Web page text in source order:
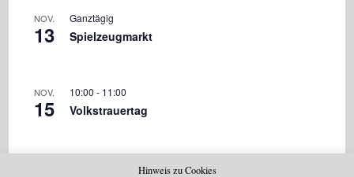
NOV.
13
Ganztägig
Spielzeugmarkt
NOV.
15
10:00 - 11:00
Volkstrauertag
Hinweis zu Cookies